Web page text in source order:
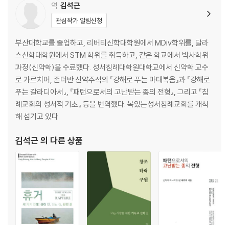
10장 교회 사역─다섯 가지 주요 관심사 ……… 359
11장 단순한 상징 너머─침례와 주의 만찬 ……… 417
5부 교회는 어디로 가는가? ……… 483
12장 흐름에 맞서서─바뀐 풍경에 새로운 반응 ……… 485
13장 온 세상으로─세계 교회 미래 ……… 519
결론─신실한 교회 ……… 543
성구 색인 ……… 547
인명 색인 ……… 571
역 김석근
관심작가 알림신청
부산대학교를 졸업하고, 리버티신학대학원에서 MDiv학위를, 달라
스신학대학원에서 STM 학위를 취득하고, 같은 학교에서 박사학위
과정(신약학)을 수료했다. 성서침례대학원대학교에서 신약학 교수
로 가르치며, 존더반 신약주석의 『강해로 푸는 마태복음』과 『강해로
푸는 갈라디아서』, 『패턴으로서의 고난받는 종의 전형』, 그리고 『침
례교회의 성서적 기초』 등을 번역했다. 복있는성서침례교회를 개척
해 섬기고 있다.
김석근 의 다른 상품